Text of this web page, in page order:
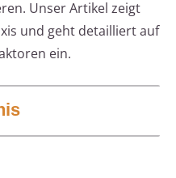
Unser Artikel zeigt
und geht detailliert auf
ein.